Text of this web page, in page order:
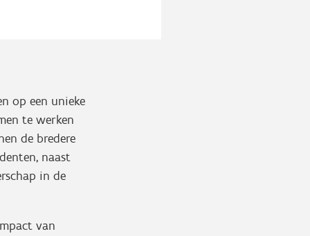
op een unieke
te werken
de bredere
naast
in de
van